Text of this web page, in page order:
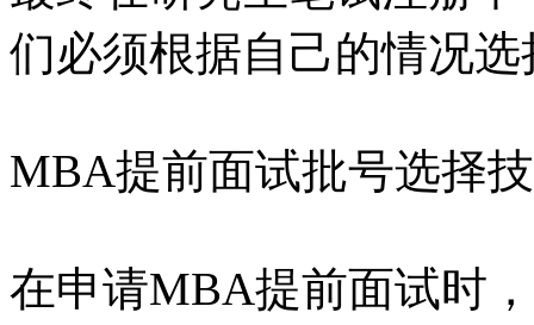
们必须根据自己的情况
MBA提前面试批号选择
在申请MBA提前面试时